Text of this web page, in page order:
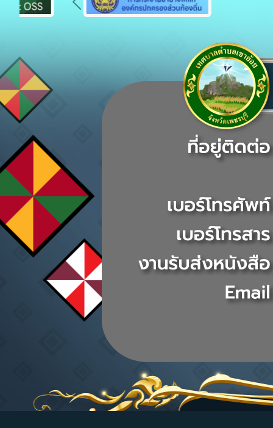
Previous